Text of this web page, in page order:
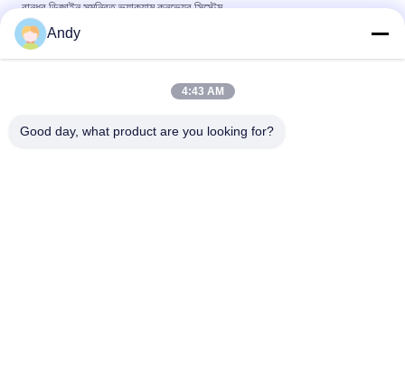
বান্ধব ডিজাইন সমন্বিত ভ্যাকুয়াম কনভেয়র সিস্টেম
শিল্প প্রক্রিয়ায় কণিকাকার পদার্থের অবিচ্ছিন্ন খাওয়ানো এবং নিষ্কাশনের জন্য স্বয়ংক্রিয়
ভ্যাকুয়াম কনভেয়র সিস্টেম
ভ্যাকুয়াম কনভেয়র সিস্টেমগুলি ধুলো মুক্ত বন্ধ পাইপলাইন প্রযুক্তির সাথে পাউডার এবং
Andy
4:43 AM
Good day, what product are you looking for?